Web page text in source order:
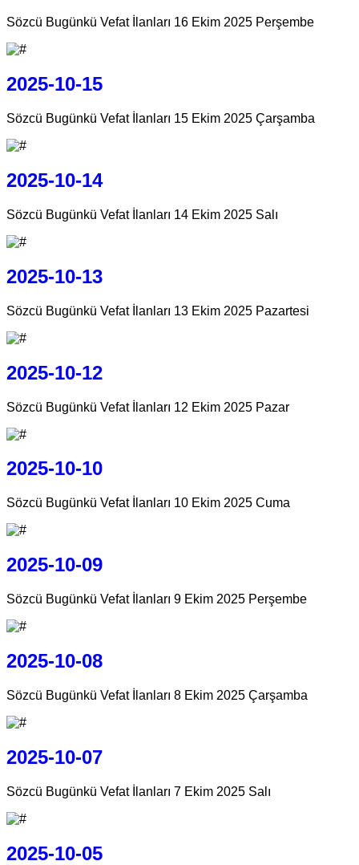
Sözcü Bugünkü Vefat İlanları 16 Ekim 2025 Perşembe
2025-10-15
Sözcü Bugünkü Vefat İlanları 15 Ekim 2025 Çarşamba
2025-10-14
Sözcü Bugünkü Vefat İlanları 14 Ekim 2025 Salı
2025-10-13
Sözcü Bugünkü Vefat İlanları 13 Ekim 2025 Pazartesi
2025-10-12
Sözcü Bugünkü Vefat İlanları 12 Ekim 2025 Pazar
2025-10-10
Sözcü Bugünkü Vefat İlanları 10 Ekim 2025 Cuma
2025-10-09
Sözcü Bugünkü Vefat İlanları 9 Ekim 2025 Perşembe
2025-10-08
Sözcü Bugünkü Vefat İlanları 8 Ekim 2025 Çarşamba
2025-10-07
Sözcü Bugünkü Vefat İlanları 7 Ekim 2025 Salı
2025-10-05